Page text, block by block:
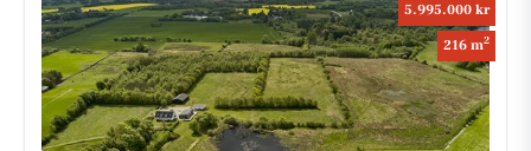
5.995.000 kr
216 m2